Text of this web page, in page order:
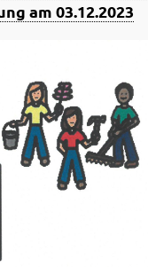
am 03.12.2023